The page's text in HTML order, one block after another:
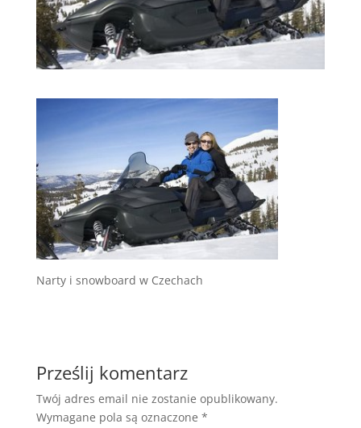
Narty i snowboard w Czechach
Prześlij komentarz
Twój adres email nie zostanie opublikowany.
Wymagane pola są oznaczone *